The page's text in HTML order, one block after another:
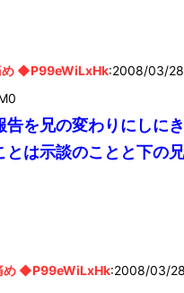
め ◆P99eWiLxHk:2008/03/
告を兄の変わりにしにき
とは示談のことと下の兄
め ◆P99eWiLxHk:2008/03/